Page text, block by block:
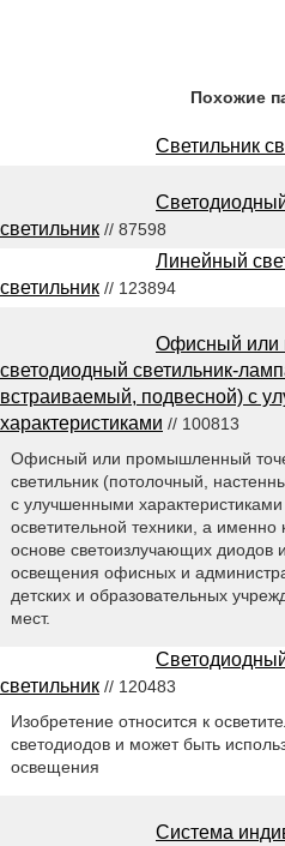
Похожие
Светильник
светильник // 87598
Линейный
светильник // 123894
Офисный или
светодиодный светильник-
встраиваемый, подвесной) с
характеристиками // 100813
Офисный или промышленный
светильник (потолочный,
с улучшенными характеристиками
осветительной техники, а
основе светоизлучающих диодов
освещения офисных и
детских и образовательных
мест.
светильник // 120483
Изобретение относится к
светодиодов и может быть
освещения
Система